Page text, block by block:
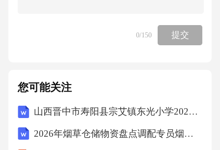
d)、(13~16)。
本文件等同采用滚动轴承圆锥滚子轴承外形尺
0/150 提交
您可能关注
山西晋中市寿阳县宗艾镇东光小学2025-2026学年第二学期期末学业诊断六年级语文（文字版含答案）
2026年烟草仓储物资盘点调配专员烟草公司招聘考试笔试试题（含答案）